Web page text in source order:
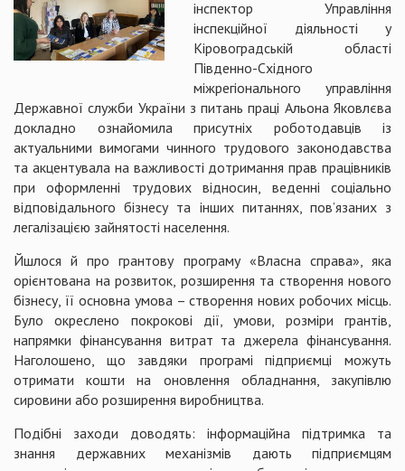
інспектор Управління
інспекційної діяльності у
Кіровоградській області
Південно-Східного
міжрегіонального управління
Державної служби України з питань праці Альона Яковлєва
докладно ознайомила присутніх роботодавців із
актуальними вимогами чинного трудового законодавства
та акцентувала на важливості дотримання прав працівників
при оформленні трудових відносин, веденні соціально
відповідального бізнесу та інших питаннях, пов’язаних з
легалізацією зайнятості населення.
Йшлося й про грантову програму «Власна справа», яка
орієнтована на розвиток, розширення та створення нового
бізнесу, її основна умова – створення нових робочих місць.
Було окреслено покрокові дії, умови, розміри грантів,
напрямки фінансування витрат та джерела фінансування.
Наголошено, що завдяки програмі підприємці можуть
отримати кошти на оновлення обладнання, закупівлю
сировини або розширення виробництва.
Подібні заходи доводять: інформаційна підтримка та
знання державних механізмів дають підприємцям